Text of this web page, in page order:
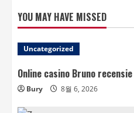
YOU MAY HAVE MISSED
Uncategorized
Online casino Bruno recensie
Bury 8월 6, 2026